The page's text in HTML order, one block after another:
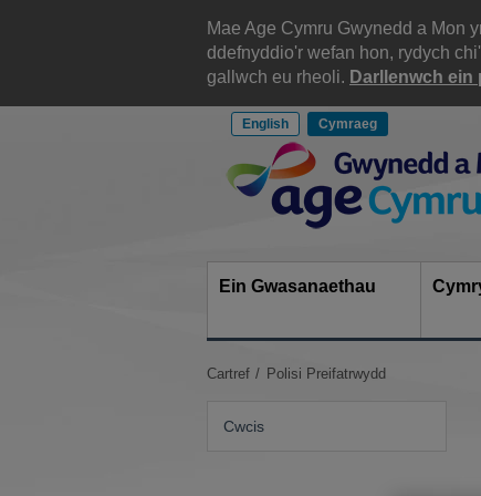
Mae Age Cymru Gwynedd a Mon
ddefnyddio'r wefan hon, rydych
gallwch eu rheoli. Darllenwch ein
English Cymraeg
Site
Navigation
Ein Gwasanaethau
Rwyt
Cartref Polisi Preifatrwydd
Cwcis